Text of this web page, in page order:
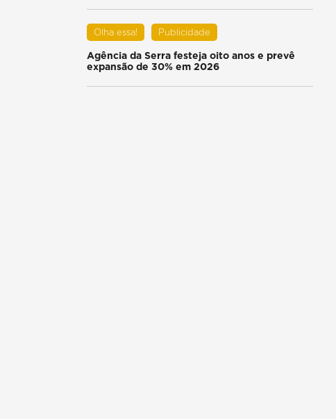
Olha essa! Publicidade
Agência da Serra festeja oito anos e prevê
expansão de 30% em 2026